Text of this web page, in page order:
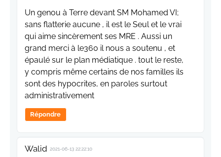
Un genou à Terre devant SM Mohamed VI;
sans flatterie aucune , il est le Seul et le vrai
qui aime sincèrement ses MRE . Aussi un
grand merci à le360 il nous a soutenu , et
épaulé sur le plan médiatique . tout le reste,
y compris même certains de nos familles ils
sont des hypocrites, en paroles surtout
administrativement
Répondre
Walid 2021-06-13 22:22:10